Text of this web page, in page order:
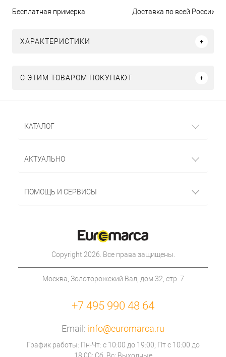
Бесплатная примерка Доставка по всей России
ХАРАКТЕРИСТИКИ
С ЭТИМ ТОВАРОМ ПОКУПАЮТ
КАТАЛОГ
АКТУАЛЬНО
ПОМОЩЬ И СЕРВИСЫ
Copyright 2026. Все права защищены.
Москва, Золоторожский Вал, дом 32, стр. 7
+7 495 990 48 64
Email: info@euromarca.ru
График работы: Пн-Чт: с 10:00 до 19:00; Пт с 10:00 до